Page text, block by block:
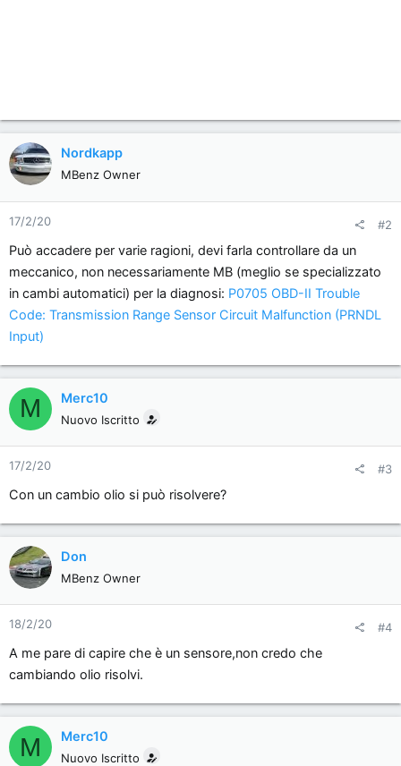
Nordkapp
MBenz Owner
17/2/20 #2
Può accadere per varie ragioni, devi farla controllare da un
meccanico, non necessariamente MB (meglio se specializzato
in cambi automatici) per la diagnosi: P0705 OBD-II Trouble
Code: Transmission Range Sensor Circuit Malfunction (PRNDL
Input)
M Merc10
Nuovo Iscritto
17/2/20 #3
Con un cambio olio si può risolvere?
Don
MBenz Owner
18/2/20 #4
A me pare di capire che è un sensore,non credo che
cambiando olio risolvi.
M Merc10
Nuovo Iscritto